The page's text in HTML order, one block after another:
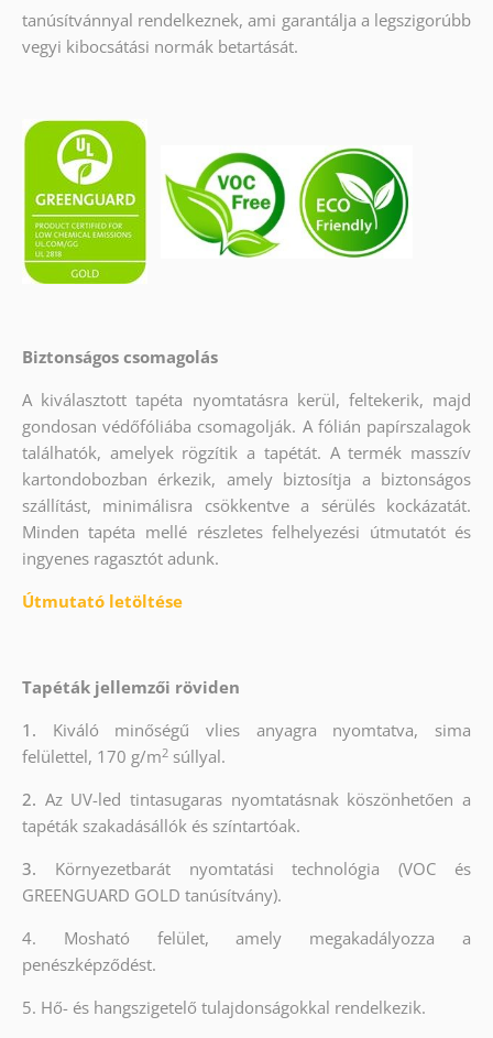
tanúsítvánnyal rendelkeznek, ami garantálja a legszigorúbb
vegyi kibocsátási normák betartását.
Biztonságos csomagolás
A kiválasztott tapéta nyomtatásra kerül, feltekerik, majd
gondosan védőfóliába csomagolják. A fólián papírszalagok
találhatók, amelyek rögzítik a tapétát. A termék masszív
kartondobozban érkezik, amely biztosítja a biztonságos
szállítást, minimálisra csökkentve a sérülés kockázatát.
Minden tapéta mellé részletes felhelyezési útmutatót és
ingyenes ragasztót adunk.
Útmutató letöltése
Tapéták jellemzői röviden
1. Kiváló minőségű vlies anyagra nyomtatva, sima
felülettel, 170 g/m2súllyal.
2. Az UV-led tintasugaras nyomtatásnak köszönhetően a
tapéták szakadásállók és színtartóak.
3. Környezetbarát nyomtatási technológia (VOC és
GREENGUARD GOLD tanúsítvány).
4. Mosható felület, amely megakadályozza a
penészképződést.
5. Hő- és hangszigetelő tulajdonságokkal rendelkezik.